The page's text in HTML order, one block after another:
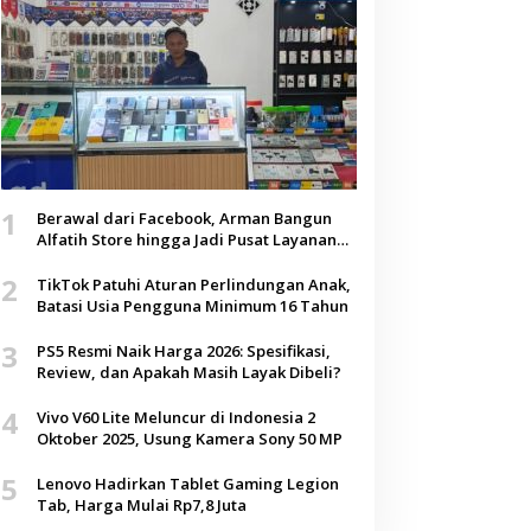
1
Berawal dari Facebook, Arman Bangun
Alfatih Store hingga Jadi Pusat Layanan
2
TikTok Patuhi Aturan Perlindungan Anak,
Batasi Usia Pengguna Minimum 16 Tahun
3
PS5 Resmi Naik Harga 2026: Spesifikasi,
Review, dan Apakah Masih Layak Dibeli?
4
Vivo V60 Lite Meluncur di Indonesia 2
Oktober 2025, Usung Kamera Sony 50 MP
5
Lenovo Hadirkan Tablet Gaming Legion
Tab, Harga Mulai Rp7,8 Juta